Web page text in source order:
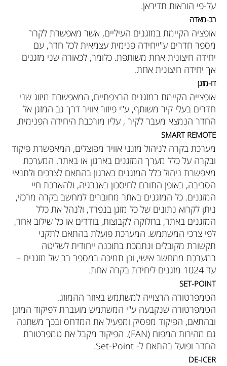
על-פי הוראות תדיראן.
רב-מאדה
אופציה הקיימת במזגנים העיליים, אשר מאפשרת לקרר
מספר חדרים ע"ייחידה פנימית עצמאית לכל חדר, עם
יחידה חיצונית אחת משותפת. כלומר, לכאורה שני מזגנים
אך יחידה חיצונית אחת.
דו-מזגן
אופצייה הקיימת במזגנים הרצפתיים, המאפשרת מיזוג שני
חדרים בעלי קיר משותף, ע"י פיזור אוויר דרך גב המזגן אל
החדר הנמצא מעבר לקיר , עליו מורכבת היחידה הפנימית.
SMART REMOTE
מערכת בקרה לניהול מזגני אוויר מפוצלים, המאפשרת פיקוד
ובקרה על כלל מערך המזגנים בארגון או באתר. המערכת
מאפשרת ניהול כלל המזגנים בארגון בהתאם לצרכים ולתנאי
הסביבה, באופן התורם לחיסכון באנרגיה, ולהארכת חיי
המזגנים. כל המזגנים באתר מחוברים למחשב בקרה מרכזי,
ניתן לקרוא נתונים של כל מזגן בנפרד, ולנהל את כלל
המזגנים באתר, בחלוקה לקבוצות, בודדים או כל שילוב אחר,
לפי צרכי המשתמש. המערכת פועלת בהתאם לתקני
תקשורת מקובלים ונתמכת בתוכנה ייחודית לשליטה
במערכת ממחשב אישי, וכן תמיכה במספר רב של מזגנים –
עד 1024 מזגנים ליחידת בקרה אחת.
SET-POINT
הטמפרטורה הרצוייה למשתמש באזור ההמוזג.
הטמפרטורה שנקבעה ע"י המשתמש מועברת לפיקוד המזגן
ובהתאם, הפיקוד מפסיק ומפעיל את המדחס ובכך משתנה
גם מהירות המפוח (FAN). הפיקוד מקבל את טמפרטורת
החדר ופועל בהתאם ל- Set-Point.
DE-ICER